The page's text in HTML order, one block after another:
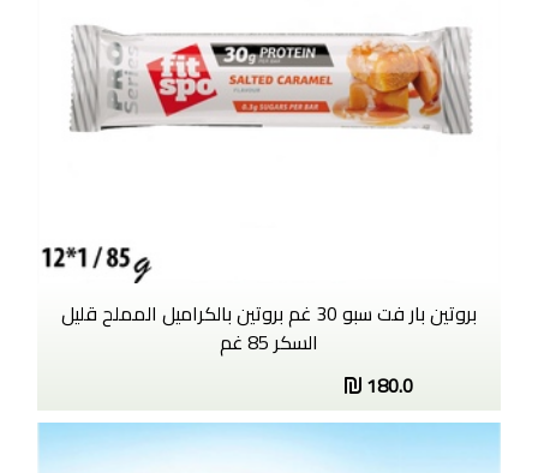
بروتين بار فت سبو 30 غم بروتين بالكراميل المملح قليل
السكر 85 غم
180.0